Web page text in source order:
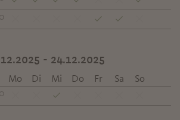
- 24.12.2025
Mo Di Mi Do Fr Sa
So